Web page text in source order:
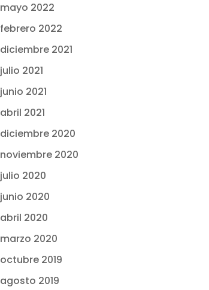
mayo 2022
febrero 2022
diciembre 2021
julio 2021
junio 2021
abril 2021
diciembre 2020
noviembre 2020
julio 2020
junio 2020
abril 2020
marzo 2020
octubre 2019
agosto 2019